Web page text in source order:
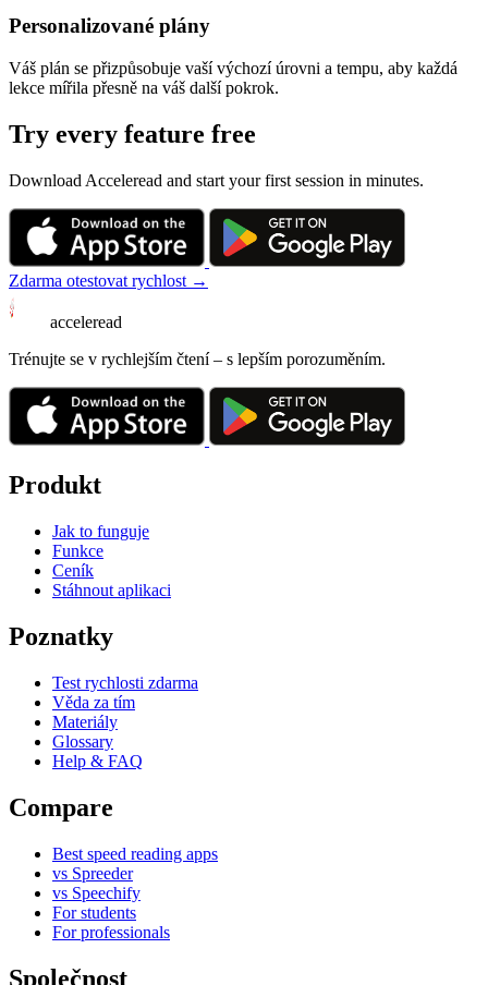
Personalizované plány
Váš plán se přizpůsobuje vaší výchozí úrovni a tempu, aby každá
lekce mířila přesně na váš další pokrok.
Try every feature free
Download Acceleread and start your first session in minutes.
Zdarma otestovat rychlost →
acceleread
Trénujte se v rychlejším čtení – s lepším porozuměním.
Produkt
Jak to funguje
Funkce
Ceník
Stáhnout aplikaci
Poznatky
Test rychlosti zdarma
Věda za tím
Materiály
Glossary
Help & FAQ
Compare
Best speed reading apps
vs Spreeder
vs Speechify
For students
For professionals
Společnost